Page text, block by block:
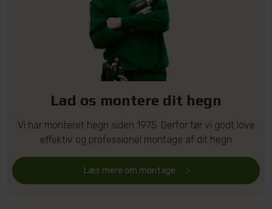
Lad os montere dit hegn
Vi har monteret hegn siden 1975. Derfor tør vi godt love
effektiv og professionel montage af dit hegn
Læs mere om montage